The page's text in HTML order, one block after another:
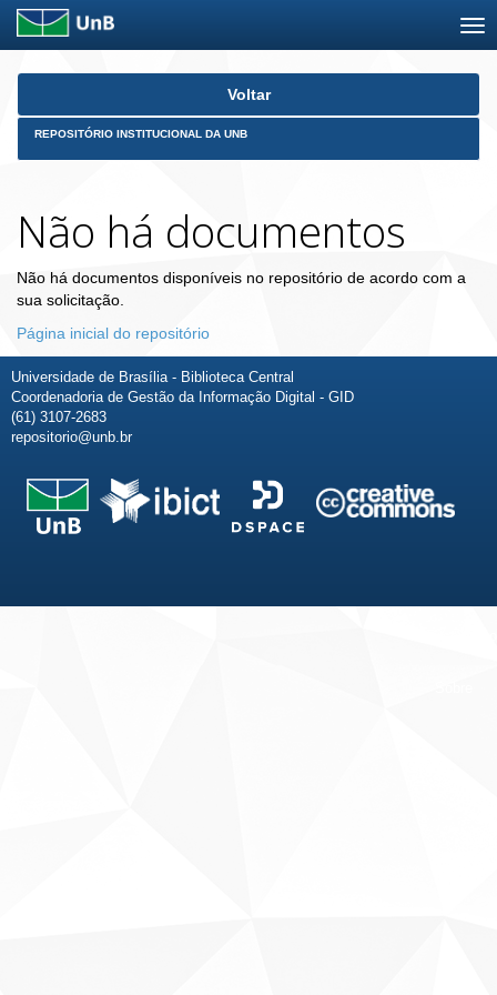
Skip
Voltar
REPOSITÓRIO INSTITUCIONAL DA UNB
Não há documentos
Não há documentos disponíveis no repositório de acordo com a
sua solicitação.
Página inicial do repositório
Universidade de Brasília - Biblioteca Central
Coordenadoria de Gestão da Informação Digital - GID
(61) 3107-2683
repositorio@unb.br